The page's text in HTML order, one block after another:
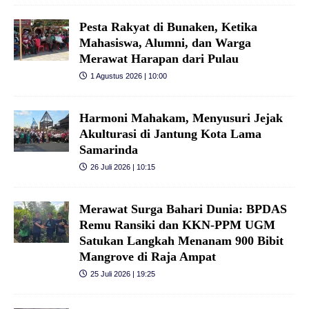
Pesta Rakyat di Bunaken, Ketika
Mahasiswa, Alumni, dan Warga
Merawat Harapan dari Pulau
1 Agustus 2026 | 10:00
Harmoni Mahakam, Menyusuri Jejak
Akulturasi di Jantung Kota Lama
Samarinda
26 Juli 2026 | 10:15
Merawat Surga Bahari Dunia: BPDAS
Remu Ransiki dan KKN-PPM UGM
Satukan Langkah Menanam 900 Bibit
Mangrove di Raja Ampat
25 Juli 2026 | 19:25